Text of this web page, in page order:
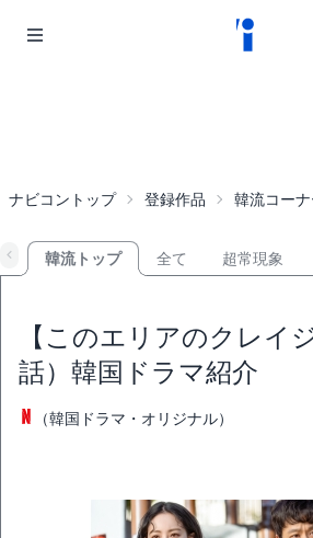
ナビコントップ 登録作品 韓流コーナ
韓流トップ 全て 超常現象
【このエリアのクレイ
話）韓国ドラマ紹介
（韓国ドラマ・オリジナル）